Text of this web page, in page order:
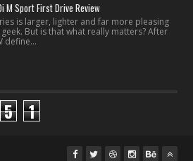
M Sport First Drive Review
is larger, lighter and far more pleasing
But is that what really matters? After
define...
5 1